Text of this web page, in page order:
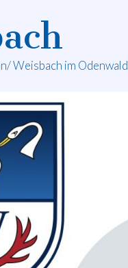
Weisbach im Odenwald